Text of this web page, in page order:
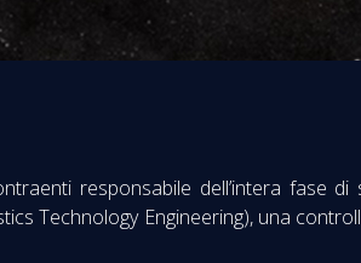
responsabile dell’intera fase
Technology Engineering), una